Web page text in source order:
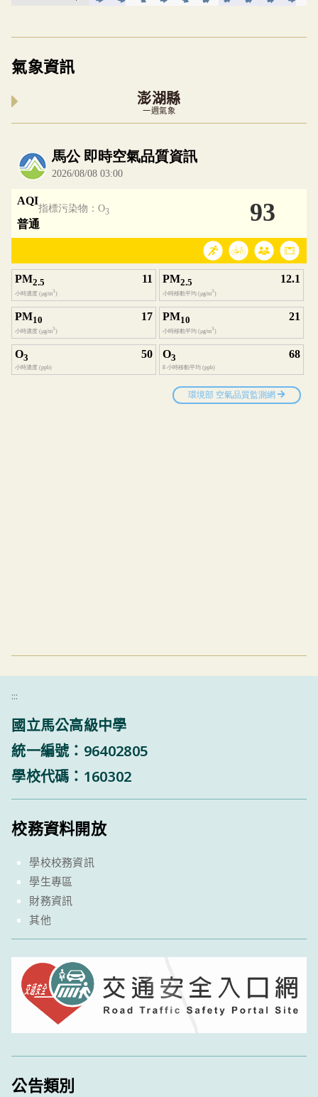
氣象資訊
澎湖縣
一週氣象
內嵌空氣品質小工具為視覺預覽，完整即時空
:::
國立馬公高級中學
統一編號：96402805
學校代碼：160302
校務資料開放
學校校務資訊
學生專區
財務資訊
其他
公告類別